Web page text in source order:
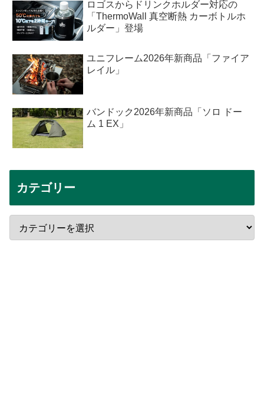
ロゴスからドリンクホルダー対応の
「ThermoWall 真空断熱 カーボトルホ
ルダー」登場
ユニフレーム2026年新商品「ファイア
レイル」
バンドック2026年新商品「ソロ ドー
ム 1 EX」
カテゴリー